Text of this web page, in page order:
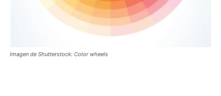
Imagen de Shutterstock: Color wheels